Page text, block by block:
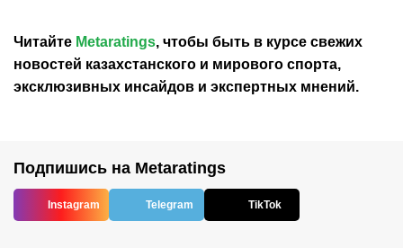
Читайте Metaratings, чтобы быть в курсе свежих
новостей казахстанского и мирового спорта,
эксклюзивных инсайдов и экспертных мнений.
Подпишись на Metaratings
Instagram Telegram TikTok